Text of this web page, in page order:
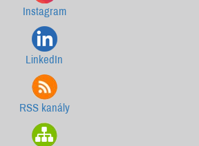
Instagram
LinkedIn
RSS kanály